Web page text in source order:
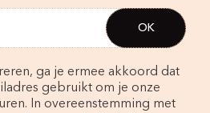
ga je ermee akkoord dat
gebruikt om je onze
In overeenstemming met